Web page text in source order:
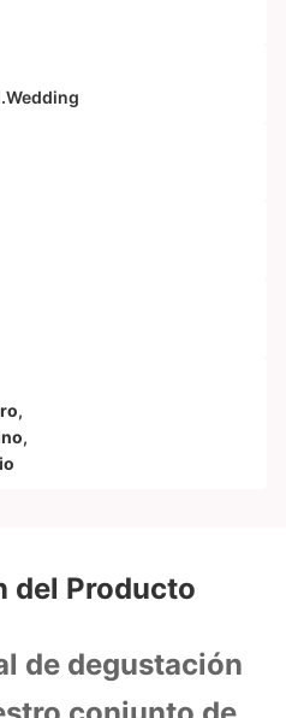
,
,
del Producto
de degustación